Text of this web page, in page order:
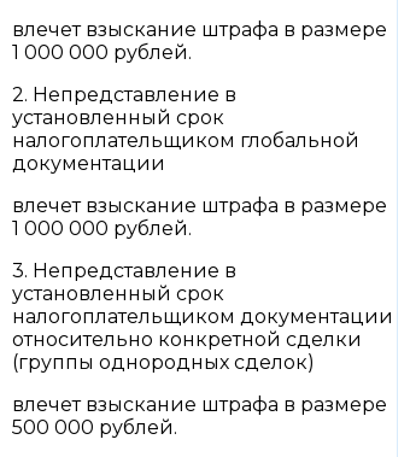
влечет взыскание штрафа в размере
1 000 000 рублей.
2. Непредставление в
установленный срок
налогоплательщиком глобальной
документации
влечет взыскание штрафа в размере
1 000 000 рублей.
3. Непредставление в
установленный срок
налогоплательщиком документации
относительно конкретной сделки
(группы однородных сделок)
влечет взыскание штрафа в размере
500 000 рублей.